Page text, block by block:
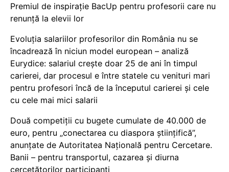
Premiul de inspirație BacUp pentru profesorii care nu
renunță la elevii lor
Evoluția salariilor profesorilor din România nu se
încadrează în niciun model european – analiză
Eurydice: salariul crește doar 25 de ani în timpul
carierei, dar procesul e între statele cu venituri mari
pentru profesori încă de la începutul carierei și cele
cu cele mai mici salarii
Două competiții cu bugete cumulate de 40.000 de
euro, pentru „conectarea cu diaspora științifică”,
anunțate de Autoritatea Națională pentru Cercetare.
Banii – pentru transportul, cazarea și diurna
cercetătorilor participanți